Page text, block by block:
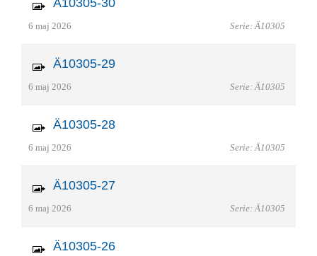
6 maj 2026 Serie: Ä10305
Ä10305-29
6 maj 2026 Serie: Ä10305
Ä10305-28
6 maj 2026 Serie: Ä10305
Ä10305-27
6 maj 2026 Serie: Ä10305
Ä10305-26